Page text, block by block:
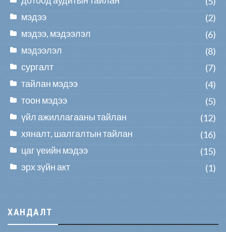
мэдээ
(2)
мэдээ, мэдээлэл
(6)
мэдээлэл
(8)
сургалт
(7)
тайлан мэдээ
(4)
тоон мэдээ
(5)
үйл ажиллагааны тайлан
(12)
хяналт, шалгалтын тайлан
(16)
цаг үеийн мэдээ
(15)
эрх зүйн акт
(1)
ХАНДАЛТ